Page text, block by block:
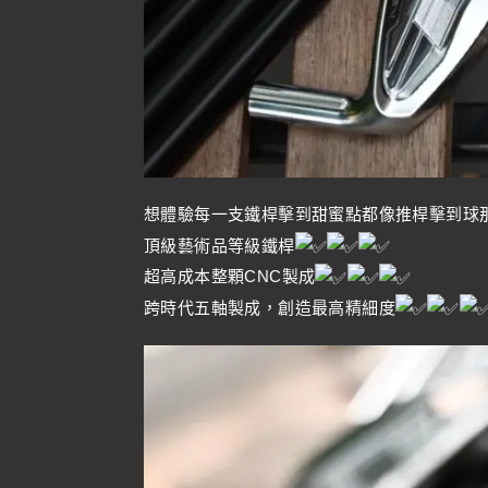
想體驗每一支鐵桿擊到甜蜜點都像推桿擊到球
頂級藝術品等級鐵桿
超高成本整顆CNC製成
跨時代五軸製成，創造最高精細度